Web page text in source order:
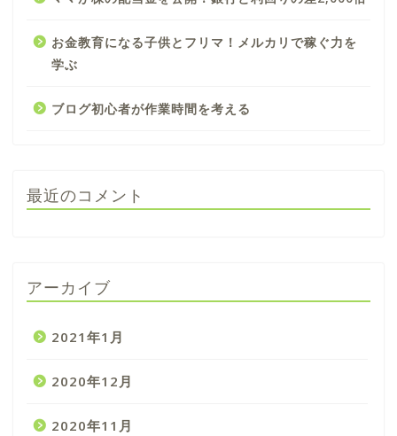
お金教育になる子供とフリマ！メルカリで稼ぐ力を
学ぶ
ブログ初心者が作業時間を考える
最近のコメント
アーカイブ
2021年1月
2020年12月
2020年11月